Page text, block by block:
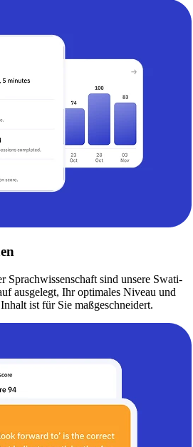
Sprachwissenschaft sind unsere Swati-
ausgelegt, Ihr optimales Niveau und
ist für Sie maßgeschneidert.